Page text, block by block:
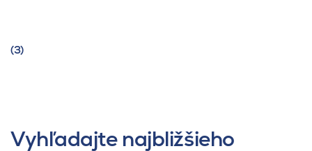
(3)
Vyhľadajte najbližšieho